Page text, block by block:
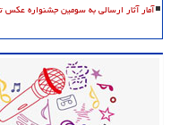
آمار آثار ارسالی به سومین جشنواره عکس